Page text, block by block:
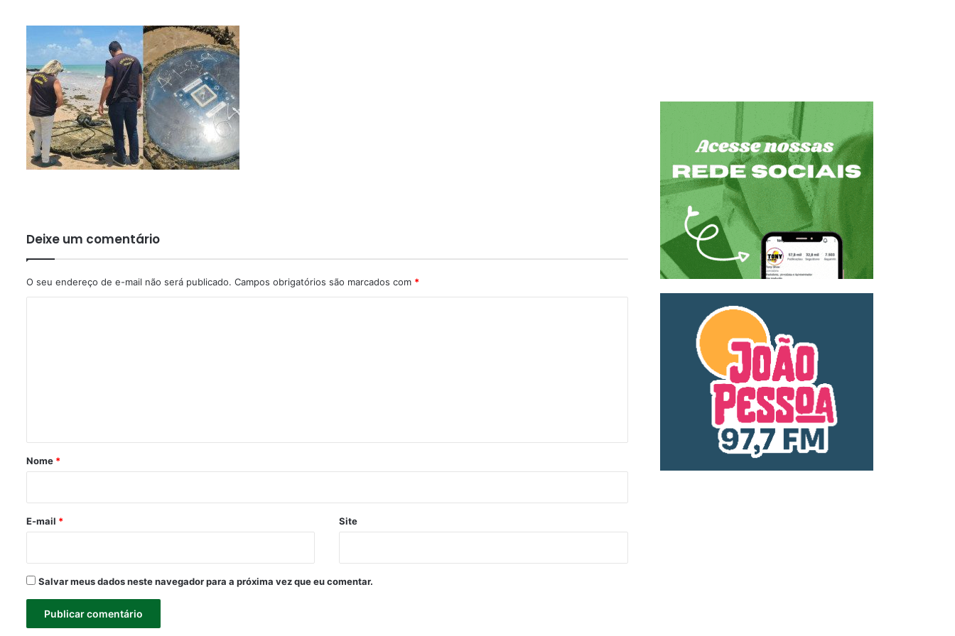
Deixe um comentário
O seu endereço de e-mail não será publicado. Campos obrigatórios são marcados com *
r
*
Nome *
E-mail * Site
Salvar meus dados neste navegador para a próxima vez que eu comentar.